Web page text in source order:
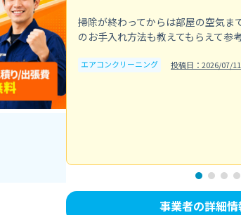
掃除が終わってからは部屋の空気ま
のお手入れ方法も教えてもらえて参
エアコンクリーニング 投稿日：2026/07/11
事業者の詳細